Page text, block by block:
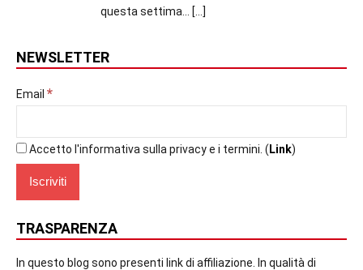
questa settima... […]
NEWSLETTER
Email *
Accetto l'informativa sulla privacy e i termini. ( Link)
TRASPARENZA
In questo blog sono presenti link di affiliazione. In qualità di